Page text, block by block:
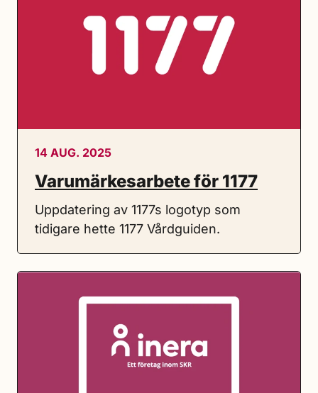
14 AUG. 2025
Varumärkesarbete för 1177
Uppdatering av 1177s logotyp som
tidigare hette 1177 Vårdguiden.